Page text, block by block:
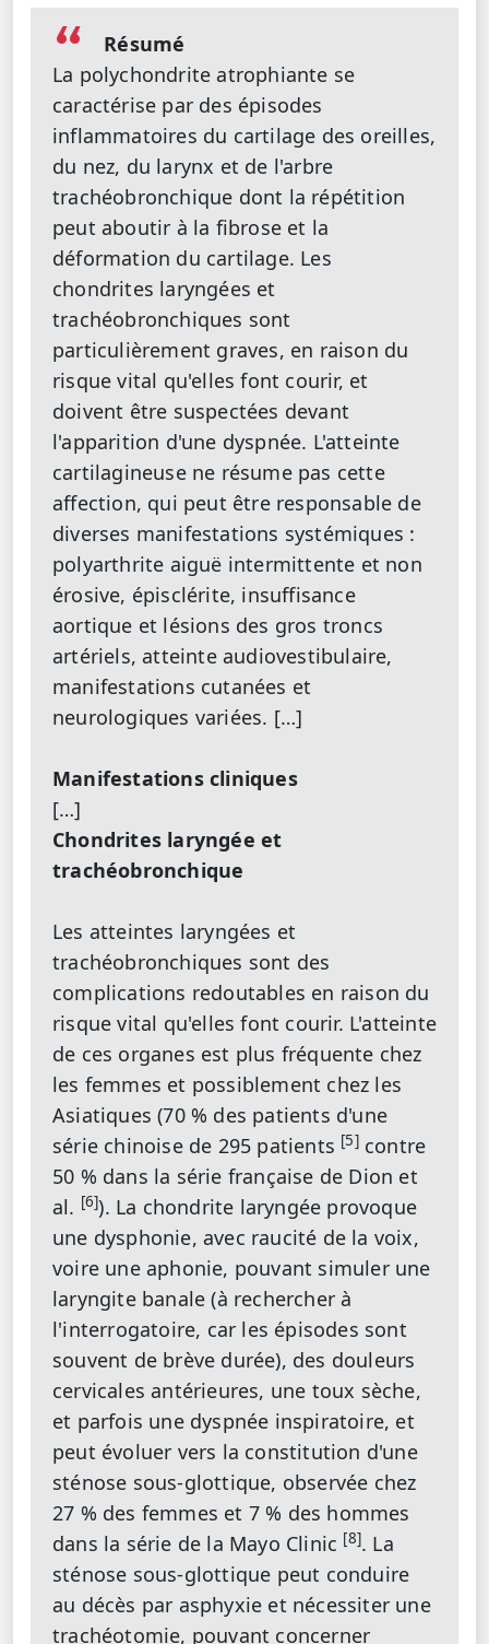
Résumé
La polychondrite atrophiante se
caractérise par des épisodes
inflammatoires du cartilage des oreilles,
du nez, du larynx et de l'arbre
trachéobronchique dont la répétition
peut aboutir à la fibrose et la
déformation du cartilage. Les
chondrites laryngées et
trachéobronchiques sont
particulièrement graves, en raison du
risque vital qu'elles font courir, et
doivent être suspectées devant
l'apparition d'une dyspnée. L'atteinte
cartilagineuse ne résume pas cette
affection, qui peut être responsable de
diverses manifestations systémiques :
polyarthrite aiguë intermittente et non
érosive, épisclérite, insuffisance
aortique et lésions des gros troncs
artériels, atteinte audiovestibulaire,
manifestations cutanées et
neurologiques variées. […]
Manifestations cliniques
[…]
Chondrites laryngée et
trachéobronchique
Les atteintes laryngées et
trachéobronchiques sont des
complications redoutables en raison du
risque vital qu'elles font courir. L'atteinte
de ces organes est plus fréquente chez
les femmes et possiblement chez les
Asiatiques (70 % des patients d'une
série chinoise de 295 patients [5]contre
50 % dans la série française de Dion et
al. [6]). La chondrite laryngée provoque
une dysphonie, avec raucité de la voix,
voire une aphonie, pouvant simuler une
laryngite banale (à rechercher à
l'interrogatoire, car les épisodes sont
souvent de brève durée), des douleurs
cervicales antérieures, une toux sèche,
et parfois une dyspnée inspiratoire, et
peut évoluer vers la constitution d'une
sténose sous-glottique, observée chez
27 % des femmes et 7 % des hommes
dans la série de la Mayo Clinic [8]. La
sténose sous-glottique peut conduire
au décès par asphyxie et nécessiter une
trachéotomie, pouvant concerner